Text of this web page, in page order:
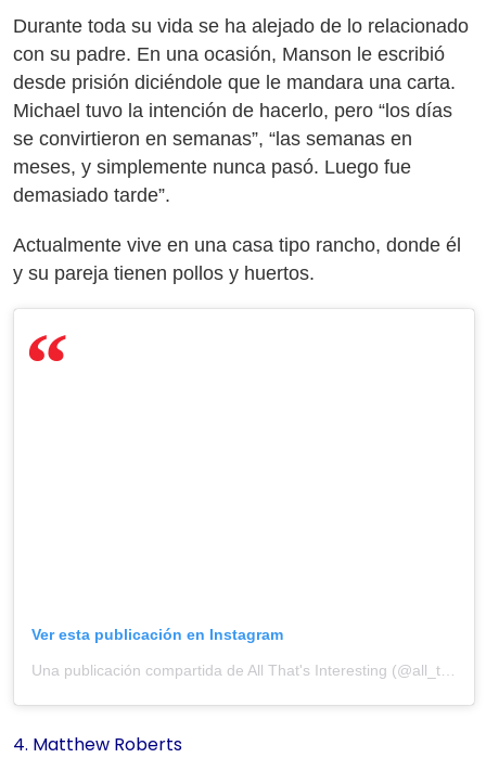
Durante toda su vida se ha alejado de lo relacionado
con su padre. En una ocasión, Manson le escribió
desde prisión diciéndole que le mandara una carta.
Michael tuvo la intención de hacerlo, pero “los días
se convirtieron en semanas”, “las semanas en
meses, y simplemente nunca pasó. Luego fue
demasiado tarde”.
Actualmente vive en una casa tipo rancho, donde él
y su pareja tienen pollos y huertos.
Ver esta publicación en Instagram
4. Matthew Roberts